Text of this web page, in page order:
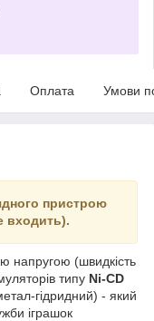
Оплата Умови
пристрою
входить).
напругою (швидкість
типу Ni-CD
гідридний) - який
іграшок